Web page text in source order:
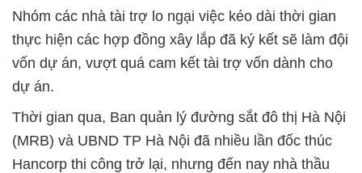
Nhóm các nhà tài trợ lo ngại việc kéo dài thời gian
thực hiện các hợp đồng xây lắp đã ký kết sẽ làm đội
vốn dự án, vượt quá cam kết tài trợ vốn dành cho
dự án.
Thời gian qua, Ban quản lý đường sắt đô thị Hà Nội
(MRB) và UBND TP Hà Nội đã nhiều lần đốc thúc
Hancorp thi công trở lại, nhưng đến nay nhà thầu